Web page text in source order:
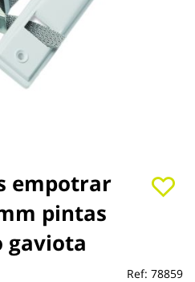
empotrar
pintas
gaviota
Ref: 78859